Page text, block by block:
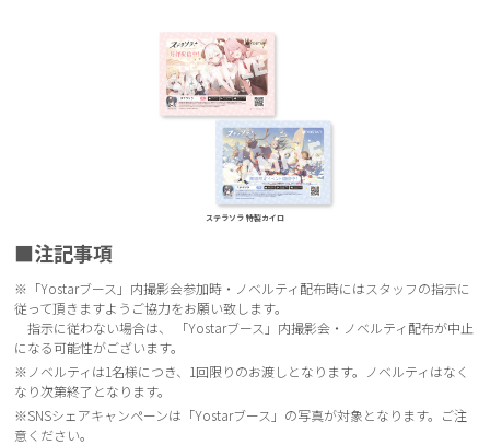
ステラソラ 特製カイロ
■注記事項
※「Yostarブース」内撮影会参加時・ノベルティ配布時にはスタッフの指示に
従って頂きますようご協力をお願い致します。
指示に従わない場合は、 「Yostarブース」内撮影会・ノベルティ配布が中止
になる可能性がございます。
※ノベルティは1名様につき、1回限りのお渡しとなります。ノベルティはなく
なり次第終了となります。
※SNSシェアキャンペーンは「Yostarブース」の写真が対象となります。ご注
意ください。